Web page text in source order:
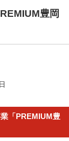
豊岡
「PREMIUM豊